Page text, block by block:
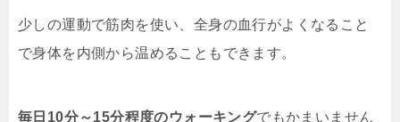
少しの運動で筋肉を使い、全身の血行がよくなること
で身体を内側から温めることもできます。
毎日10分～15分程度のウォーキングでもかまいません